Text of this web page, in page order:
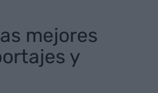
mejores
y